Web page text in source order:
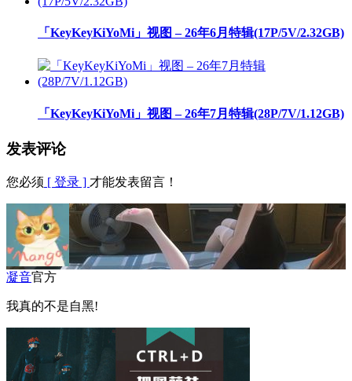
「KeyKeyKiYoMi」视图 – 26年6月特辑(17P/5V/2.32GB)
「KeyKeyKiYoMi」视图 – 26年7月特辑(28P/7V/1.12GB)
发表评论
您必须 [ 登录 ] 才能发表留言！
凝音官方
我真的不是自黑!